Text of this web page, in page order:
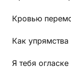
Кровью
Как упрямства
Я тебя